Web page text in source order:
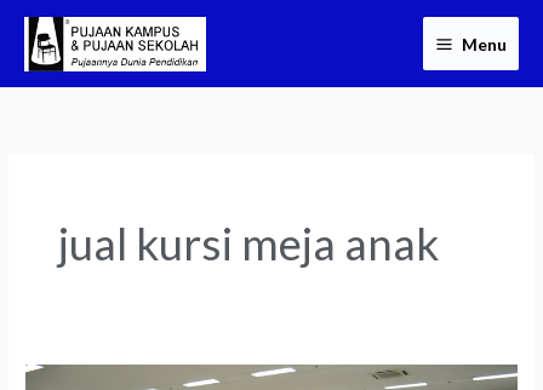
Skip
content
Menu
jual kursi meja anak
Jual